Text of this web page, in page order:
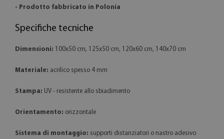
- Prodotto fabbricato in Polonia
Specifiche tecniche
Dimensioni: 100x50 cm, 125x50 cm, 120x60 cm, 140x70 cm
Materiale: acrilico spesso 4 mm
Stampa: UV - resistente allo sbiadimento
Orientamento: orizzontale
Sistema di montaggio: supporti distanziatori o nastro adesivo